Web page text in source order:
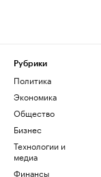
Рубрики
Политика
Экономика
Общество
Бизнес
Технологии и
медиа
Финансы